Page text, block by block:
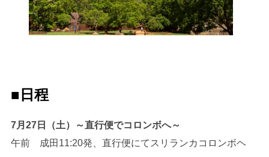
■ 日程
7月27日（土）～直行便でコロンボへ～
午前 成田11:20発、直行便にてスリランカコロンボヘ